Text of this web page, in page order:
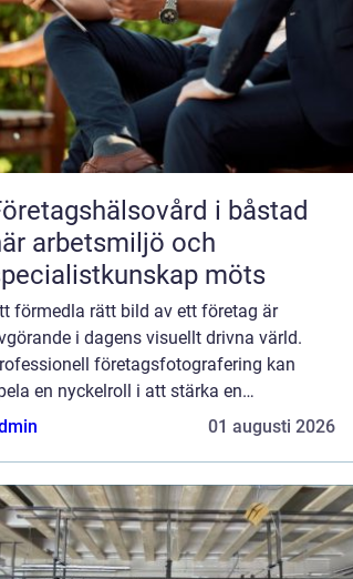
i båstad
arbetsmiljö och
möts
förmedla rätt bild av ett företag är
i dagens visuellt drivna värld.
företagsfotografering kan
en nyckelroll i att stärka en
varumärke och kommunicera
01 augusti 2026